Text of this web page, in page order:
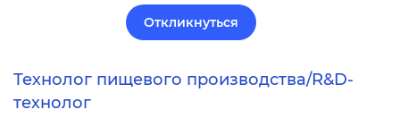
Откликнуться
Технолог пищевого производства/R&D-
технолог